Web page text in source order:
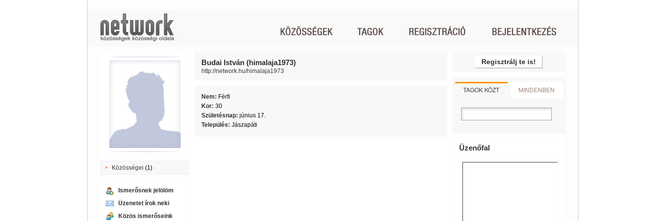
Közösségei (1)
Ismerősnek jelölöm
Üzenetet írok neki
Közös ismerőseink
Budai István (himalaja1973)
http://network.hu/himalaja1973
Nem: Férfi
Kor: 30
Születésnap: június 17.
Település: Jászapáti
Regisztrálj te is!
TAGOK KÖZT MINDENBEN
Üzenőfal